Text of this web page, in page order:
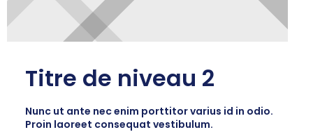
Titre de niveau 2
Nunc ut ante nec enim porttitor varius id in odio.
Proin laoreet consequat vestibulum.